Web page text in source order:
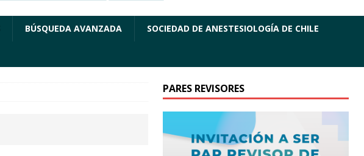
BÚSQUEDA AVANZADA SOCIEDAD DE ANESTESIOLOGÍA DE CHILE
PARES REVISORES